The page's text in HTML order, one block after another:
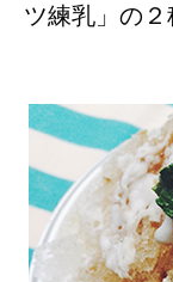
ツ練乳」の２